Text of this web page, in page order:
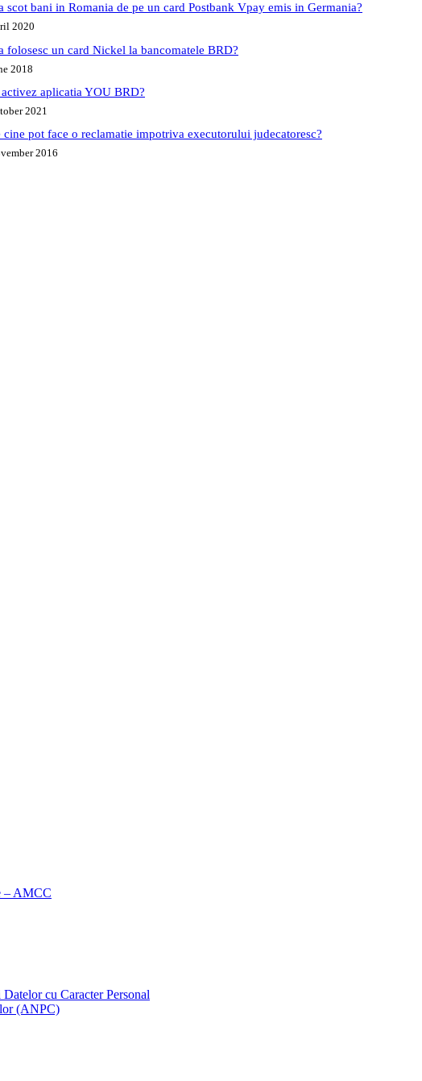
scot bani in Romania de pe un card Postbank Vpay emis in Germania?
2020
folosesc un card Nickel la bancomatele BRD?
2018
aplicatia YOU BRD?
2021
cine pot face o reclamatie impotriva executorului judecatoresc?
2016
– AMCC
cu Caracter Personal
(ANPC)